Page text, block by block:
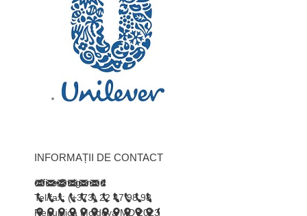
INFORMAȚII DE CONTACT
office@trigor.md
Tel/fax: (+373) 22 47 98 98
Republica Moldova MD 2023